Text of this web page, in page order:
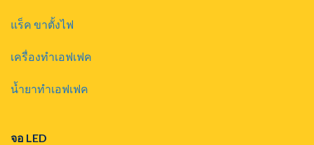
แร็ค ขาตั้งไฟ
เครื่องทำเอฟเฟค
น้ำยาทำเอฟเฟค
จอ LED